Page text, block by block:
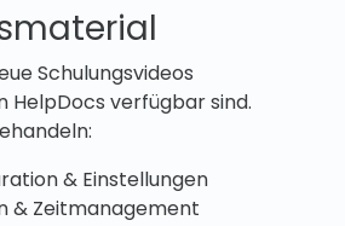
Schulungsvideos
HelpDocs verfügbar sind.
& Einstellungen
& Zeitmanagement